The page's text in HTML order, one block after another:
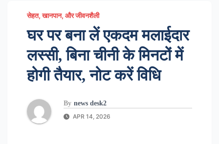
सेहत, खानपान, और जीवनशैली
घर पर बना लें एकदम मलाईदार
लस्सी, बिना चीनी के मिनटों में
होगी तैयार, नोट करें विधि
By news desk2
APR 14, 2026